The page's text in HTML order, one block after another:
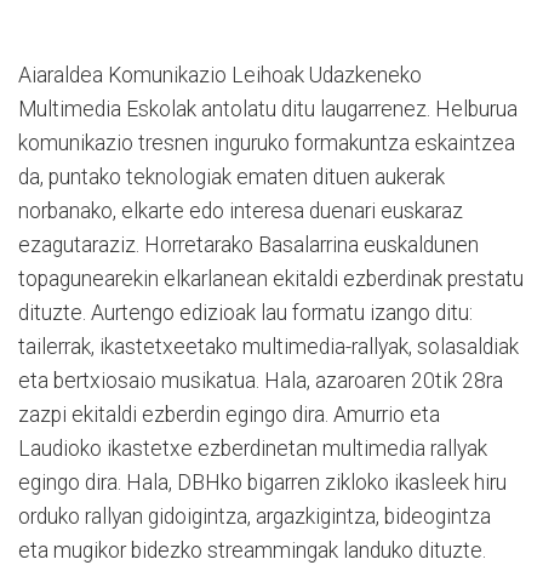
Aiaraldea Komunikazio Leihoak Udazkeneko
Multimedia Eskolak antolatu ditu laugarrenez. Helburua
komunikazio tresnen inguruko formakuntza eskaintzea
da, puntako teknologiak ematen dituen aukerak
norbanako, elkarte edo interesa duenari euskaraz
ezagutaraziz. Horretarako Basalarrina euskaldunen
topagunearekin elkarlanean ekitaldi ezberdinak prestatu
dituzte. Aurtengo edizioak lau formatu izango ditu:
tailerrak, ikastetxeetako multimedia-rallyak, solasaldiak
eta bertxiosaio musikatua. Hala, azaroaren 20tik 28ra
zazpi ekitaldi ezberdin egingo dira. Amurrio eta
Laudioko ikastetxe ezberdinetan multimedia rallyak
egingo dira. Hala, DBHko bigarren zikloko ikasleek hiru
orduko rallyan gidoigintza, argazkigintza, bideogintza
eta mugikor bidezko streammingak landuko dituzte.